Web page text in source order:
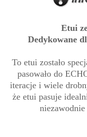
Etui
Dedykowane
To etui zostało
pasowało do
iteracje i wiele
że etui pasuje